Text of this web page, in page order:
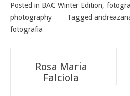
Posted in BAC Winter Edition,
photography
Tagged
fotografia
Navigazione
articoli
Rosa Maria
Falciola